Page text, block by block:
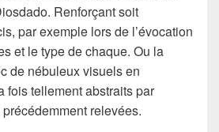
Renforçant soit
par exemple lors de l’évocation
et le type de chaque. Ou la
de nébuleux visuels en
fois tellement abstraits par
relevées.